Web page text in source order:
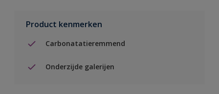
Product kenmerken
Carbonatatieremmend
Onderzijde galerijen